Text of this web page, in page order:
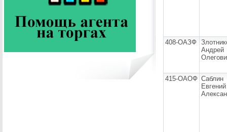
408-ОАЗФ
Андрей
415-ОАОФ Саблин
Евгений